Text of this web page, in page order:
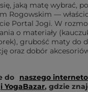
jaką matę wybrać,
Rogowskim —
Portal Jogi. W
o materiały
grubość maty do
oraz dobór
do
naszego
YogaBazar, gdzie